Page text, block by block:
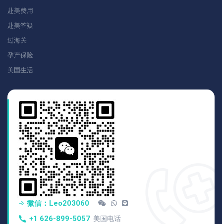
赴美费用
赴美答疑
过海关
孕产保险
美国生活
微信：Leo203060
+1 626-899-5057 美国电话